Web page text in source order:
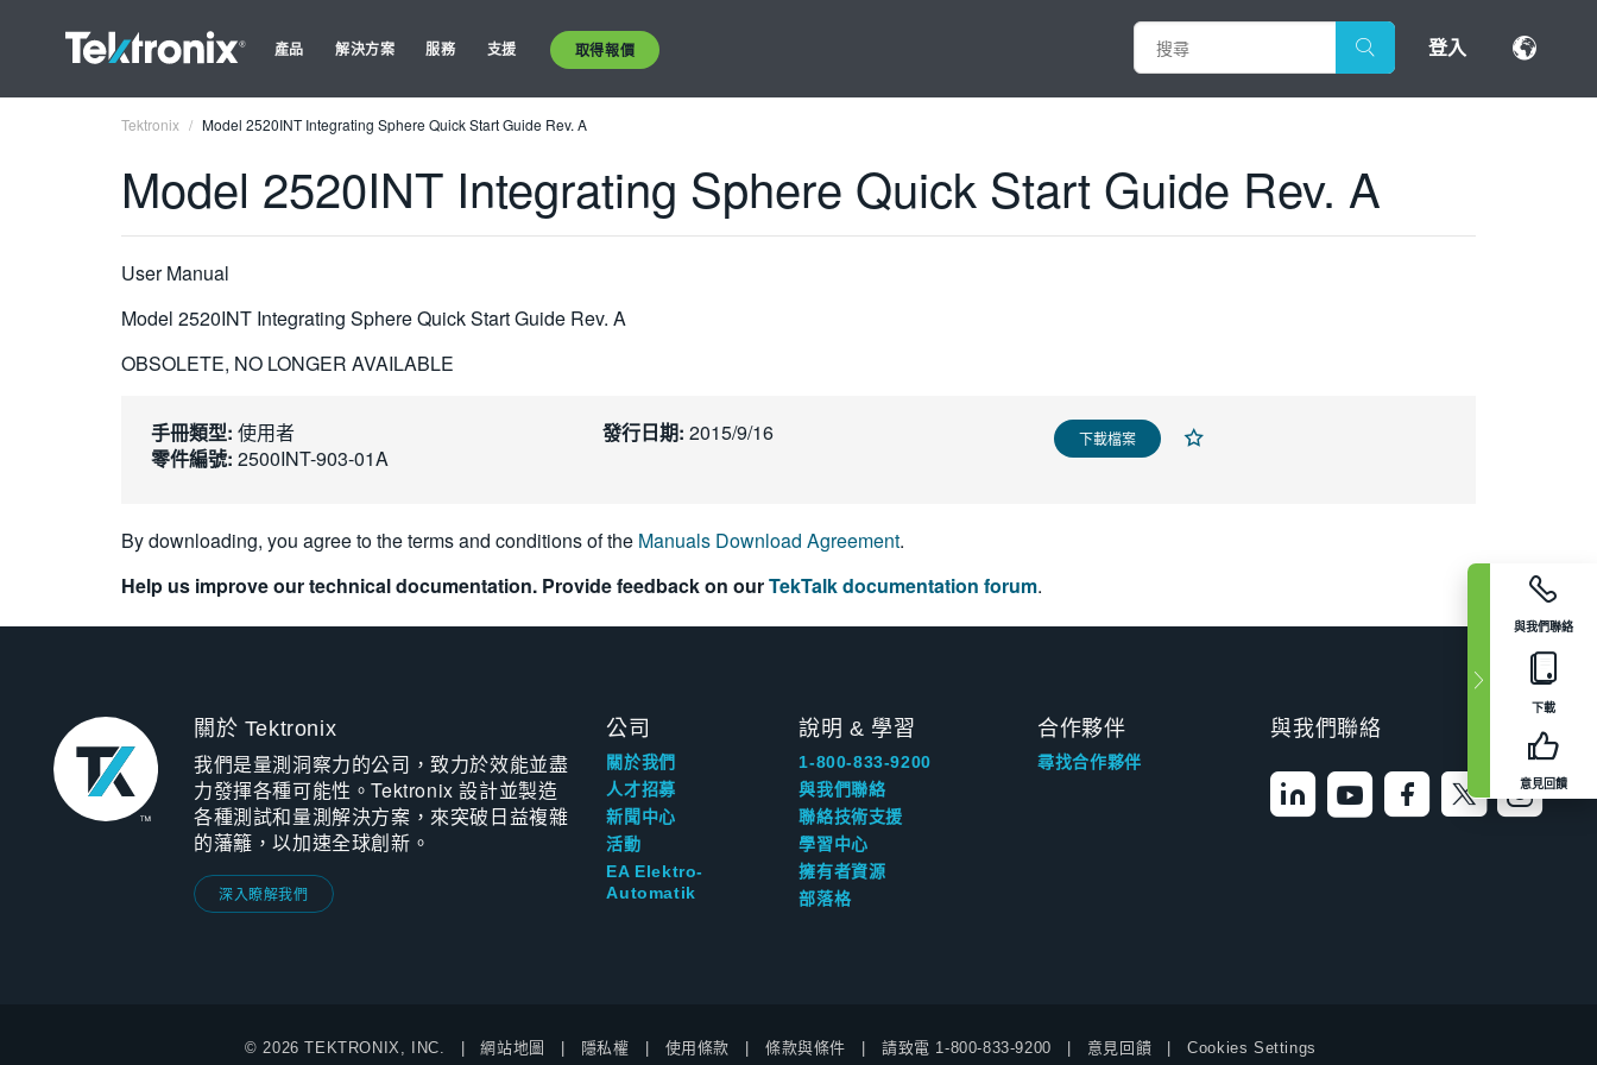
產品 解決方案 服務 支援 取得報價 登入
與我們聯絡
下載
意見回饋
Tektronix Model 2520INT Integrating Sphere Quick Start Guide Rev. A
Model 2520INT Integrating Sphere Quick Start Guide Rev. A
User Manual
Model 2520INT Integrating Sphere Quick Start Guide Rev. A
OBSOLETE, NO LONGER AVAILABLE
手冊類型: 使用者
零件編號: 2500INT-903-01A
發行日期: 2015/9/16 下載檔案
By downloading, you agree to the terms and conditions of the Manuals Download Agreement.
Help us improve our technical documentation. Provide feedback on ourTekTalk documentation forum.
關於 Tektronix
我們是量測洞察力的公司，致力於效能並盡
力發揮各種可能性。Tektronix 設計並製造
各種測試和量測解決方案，來突破日益複雜
的藩籬，以加速全球創新。
深入瞭解我們
公司
關於我們
人才招募
新聞中心
活動
EA Elektro-
Automatik
說明 & 學習
1-800-833-9200
與我們聯絡
聯絡技術支援
學習中心
擁有者資源
部落格
合作夥伴
尋找合作夥伴
與我們聯絡
© 2026 TEKTRONIX, INC. 網站地圖 隱私權 使用條款 條款與條件 請致電 1-800-833-9200 意見回饋 Cookies Settings